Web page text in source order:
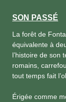
SON PASSÉ
La forêt de
équivalente à
l’histoire de son
romains,
tout temps fait
Érigée comme